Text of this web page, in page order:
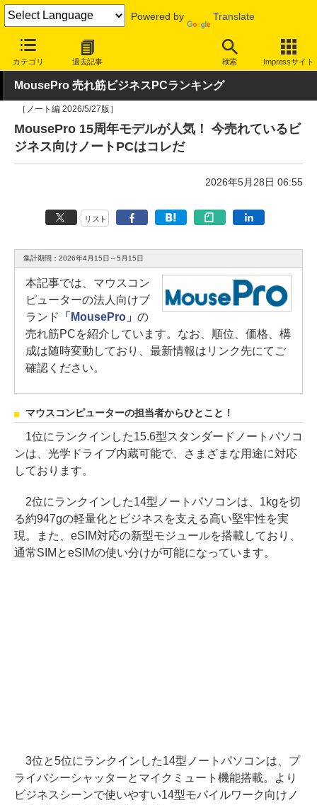
Powered by Translate
カテゴリ 過去記事 検索 Impressサイト
INTERNET Watch ハードウェア PC
MousePro 売れ筋ビジネスPCランキング
［ノート編 2026/5/27版］
MousePro 15周年モデルが人気！ 今売れているビ
ジネス向けノートPCはコレだ
2026年5月28日 06:55
リスト
集計期間：2026年4月15日～5月15日
本記事では、マウスコン
ピューターの法人向けブ
ランド
「MousePro」 の
売れ筋PCを紹介しています。なお、順位、価格、構
成は随時変動しており、最新情報はリンク先にてご
確認ください。
マウスコンピューターの担当者からひとこと！
1位にランクインした15.6型スタンダードノートパソコ
ンは、光学ドライブ内蔵可能で、さまざまな用途に対応
しております。
2位にランクインした14型ノートパソコンは、1kgを切
る約947gの軽量化とビジネスを支える高い堅牢性を実
現。また、eSIM対応の新型モジュールを搭載しており、
通常SIMとeSIMの使い分けが可能になっています。
3位と5位にランクインした14型ノートパソコンは、プ
ライバシーシャッターとマイクミュート機能搭載。より
ビジネスシーンで使いやすい14型モバイルワーク向けノ